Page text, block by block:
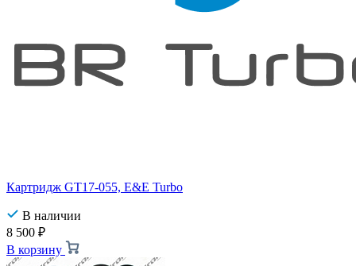
Картридж GT17-055, E&E Turbo
В наличии
8 500 ₽
В корзину